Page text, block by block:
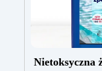
Nietoksyczna